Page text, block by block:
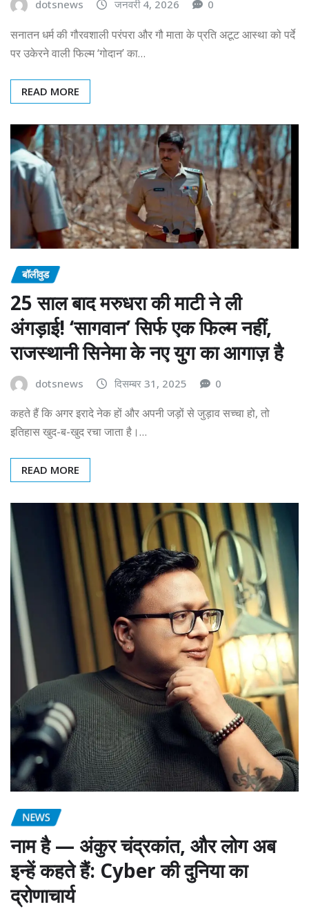
dotsnews जनवरी 4, 2026 0
सनातन धर्म की गौरवशाली परंपरा और गौ माता के प्रति अटूट आस्था को पर्दे
पर उकेरने वाली फिल्म ‘गोदान’ का…
READ MORE
बॉलीवुड
25 साल बाद मरुधरा की माटी ने ली
अंगड़ाई! ‘सागवान’ सिर्फ एक फिल्म नहीं,
राजस्थानी सिनेमा के नए युग का आगाज़ है
dotsnews दिसम्बर 31, 2025 0
कहते हैं कि अगर इरादे नेक हों और अपनी जड़ों से जुड़ाव सच्चा हो, तो
इतिहास खुद-ब-खुद रचा जाता है।…
READ MORE
NEWS
नाम है — अंकुर चंद्रकांत, और लोग अब
इन्हें कहते हैं: Cyber की दुनिया का
द्रोणाचार्य